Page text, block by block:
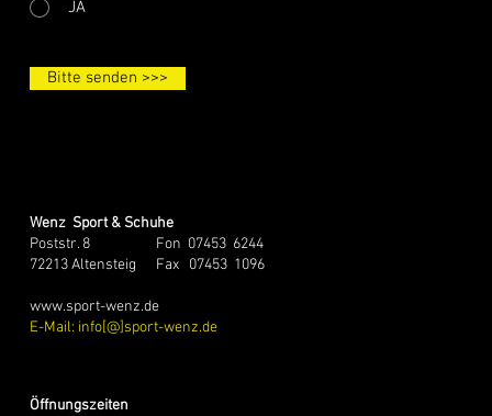
JA
Bitte senden >>>
Wenz Sport& Schuhe
Poststr. 8 Fon 07453 6244
72213 Altensteig Fax 07453 1096
www.sport-wenz.de
E-Mail: info[@]sport-wenz.de
Öffnungszeiten